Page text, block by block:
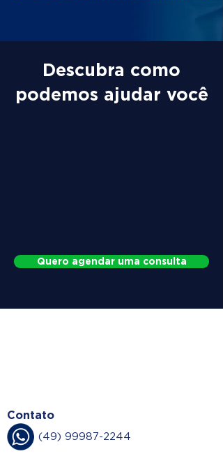
Descubra como
podemos ajudar você
Quero agendar uma consulta
Contato
(49) 99987-2244